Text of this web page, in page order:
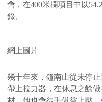
會，在400米欄項目中以
錄。
網上圖片
幾十年來，鐘南山從未停
帶上拉力器，在休息之餘
材，他也會徒手做掌上壓、